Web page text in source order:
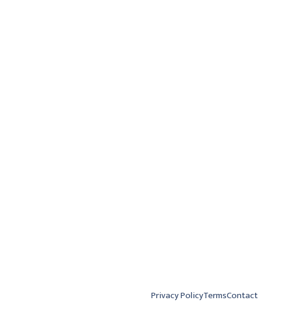
Privacy PolicyTermsContact